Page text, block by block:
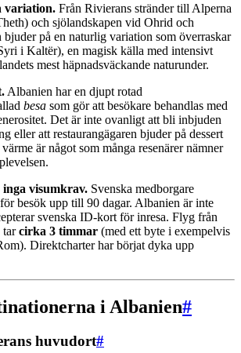
variation. Från Rivierans stränder till Alperna
och sjölandskapen vid Ohrid och
på en naturlig variation som överraskar
i Kaltër), en magisk källa med intensivt
mest häpnadsväckande naturunder.
Albanien har en djupt rotad
besa som gör att besökare behandlas med
Det är inte ovanligt att bli inbjuden
eller att restaurangägaren bjuder på dessert
är något som många resenärer nämner
visumkrav. Svenska medborgare
besök upp till 90 dagar. Albanien är inte
svenska ID-kort för inresa. Flyg från
tarcirka 3 timmar (med ett byte i exempelvis
Direktcharter har börjat dyka upp
i Albanien#
huvudort#